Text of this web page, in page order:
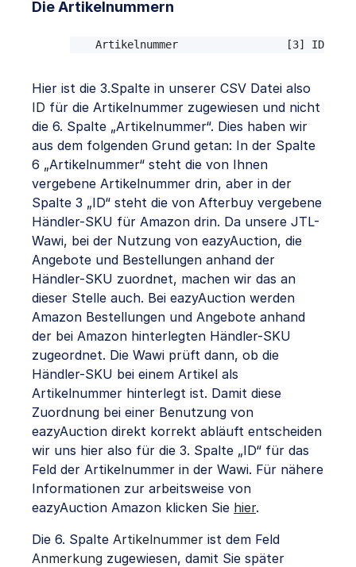
Die Artikelnummern
Artikelnummer                 [3] ID
Hier ist die 3.Spalte in unserer CSV Datei also
ID für die Artikelnummer zugewiesen und nicht
die 6. Spalte „Artikelnummer“. Dies haben wir
aus dem folgenden Grund getan: In der Spalte
6 „Artikelnummer“ steht die von Ihnen
vergebene Artikelnummer drin, aber in der
Spalte 3 „ID“ steht die von Afterbuy vergebene
Händler-SKU für Amazon drin. Da unsere JTL-
Wawi, bei der Nutzung von eazyAuction, die
Angebote und Bestellungen anhand der
Händler-SKU zuordnet, machen wir das an
dieser Stelle auch. Bei eazyAuction werden
Amazon Bestellungen und Angebote anhand
der bei Amazon hinterlegten Händler-SKU
zugeordnet. Die Wawi prüft dann, ob die
Händler-SKU bei einem Artikel als
Artikelnummer hinterlegt ist. Damit diese
Zuordnung bei einer Benutzung von
eazyAuction direkt korrekt abläuft entscheiden
wir uns hier also für die 3. Spalte „ID“ für das
Feld der Artikelnummer in der Wawi. Für nähere
Informationen zur arbeitsweise von
eazyAuction Amazon klicken Sie hier.
Die 6. Spalte Artikelnummer ist dem Feld
Anmerkung zugewiesen, damit Sie später